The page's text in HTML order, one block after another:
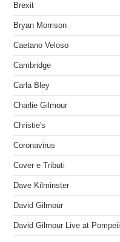
Brexit
Bryan Morrison
Caetano Veloso
Cambridge
Carla Bley
Charlie Gilmour
Christie's
Coronavirus
Cover e Tributi
Dave Kilminster
David Gilmour
David Gilmour Live at Pompeii